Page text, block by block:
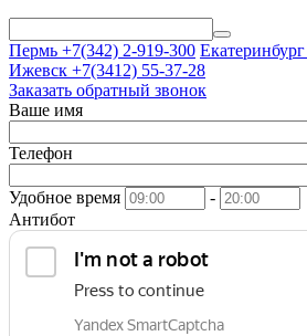
Пермь +7(342) 2-919-300
Ижевск +7(3412) 55-37-28
Заказать обратный звонок
Ваше имя
Телефон
Удобное время
-
Антибот